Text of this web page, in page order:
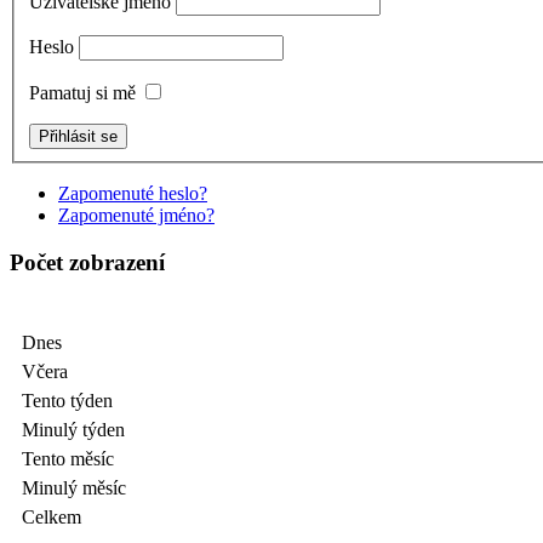
Heslo
Pamatuj si mě
Zapomenuté heslo?
Zapomenuté jméno?
Počet zobrazení
Dnes
Včera
Tento týden
Minulý týden
Tento měsíc
Minulý měsíc
Celkem